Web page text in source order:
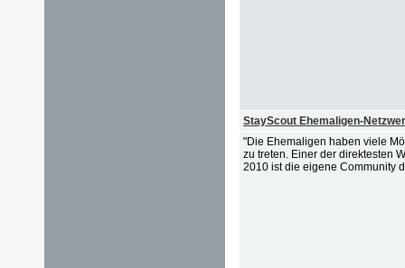
StayScout Ehemaligen-
"Die Ehemaligen haben viele
zu treten. Einer der direktesten
2010 ist die eigene Community